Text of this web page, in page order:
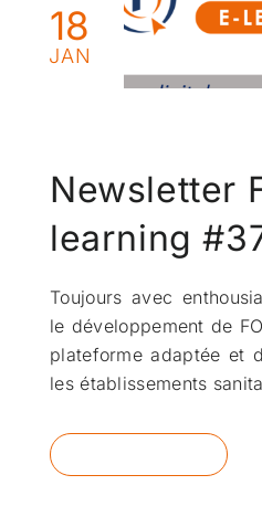
18
JAN
Newsletter
learning
Toujours avec
le développement de
plateforme adaptée et
les établissements